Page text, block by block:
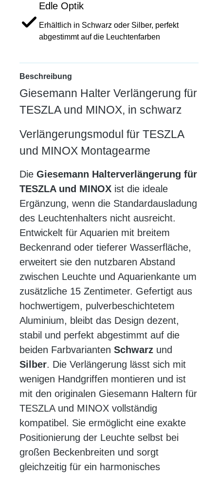
Edle Optik
Erhältlich in Schwarz oder Silber, perfekt
abgestimmt auf die Leuchtenfarben
Beschreibung
Giesemann Halter Verlängerung für
TESZLA und MINOX, in schwarz
Verlängerungsmodul für TESZLA
und MINOX Montagearme
Die Giesemann Halterverlängerung für
TESZLA und MINOX ist die ideale
Ergänzung, wenn die Standardausladung
des Leuchtenhalters nicht ausreicht.
Entwickelt für Aquarien mit breitem
Beckenrand oder tieferer Wasserfläche,
erweitert sie den nutzbaren Abstand
zwischen Leuchte und Aquarienkante um
zusätzliche 15 Zentimeter. Gefertigt aus
hochwertigem, pulverbeschichtetem
Aluminium, bleibt das Design dezent,
stabil und perfekt abgestimmt auf die
beiden Farbvarianten Schwarz und
Silber. Die Verlängerung lässt sich mit
wenigen Handgriffen montieren und ist
mit den originalen Giesemann Haltern für
TESZLA und MINOX vollständig
kompatibel. Sie ermöglicht eine exakte
Positionierung der Leuchte selbst bei
großen Beckenbreiten und sorgt
gleichzeitig für ein harmonisches